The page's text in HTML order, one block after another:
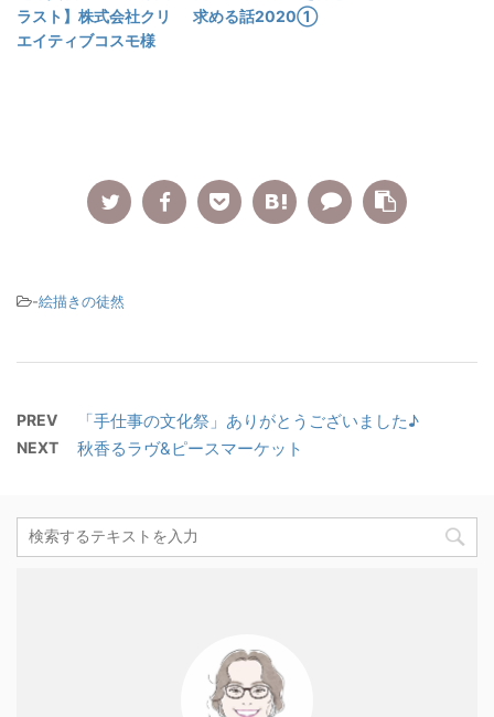
ラスト】株式会社クリ
エイティブコスモ様
求める話2020①
-絵描きの徒然
PREV 「手仕事の文化祭」ありがとうございました♪
NEXT 秋香るラヴ&ピースマーケット